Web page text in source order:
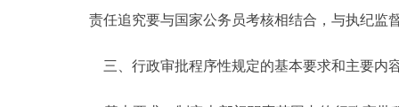
责任追究要与国家公务员考核相结合，与执纪监
三、行政审批程序性规定的基本要求和主要内